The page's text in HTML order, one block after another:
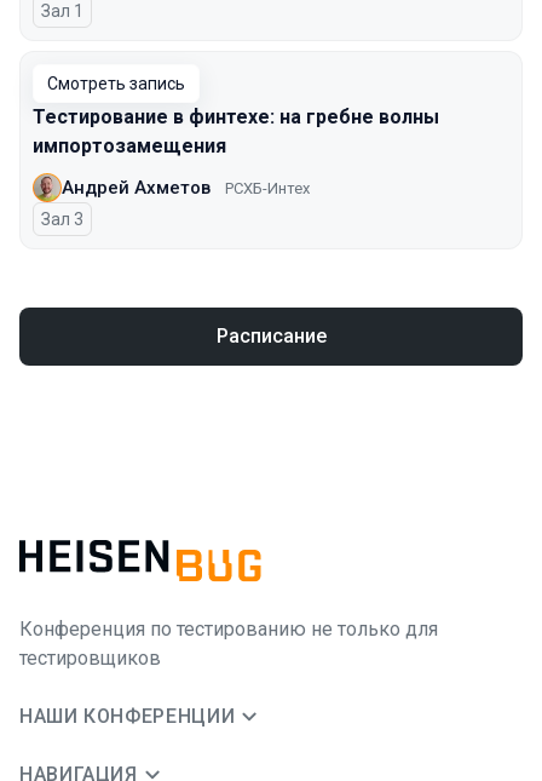
Зал 1
Смотреть запись
Тестирование в финтехе: на гребне волны
импортозамещения
Андрей Ахметов РСХБ-Интех
Зал 3
Расписание
Конференция по тестированию не только для
тестировщиков
НАШИ КОНФЕРЕНЦИИ
НАВИГАЦИЯ